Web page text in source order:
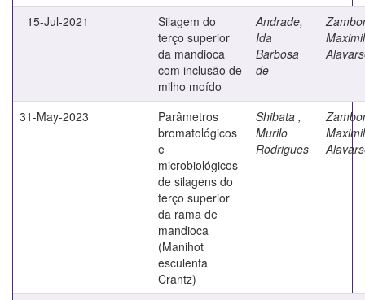
15-Jul-2021
Silagem do
terço superior
da mandioca
com inclusão de
milho moído
Andrade,
Ida
Barbosa
de
31-May-2023
Parâmetros
bromatológicos
e
microbiológicos
de silagens do
terço superior
da rama de
mandioca
(Manihot
esculenta
Crantz)
Shibata ,
Murilo
Rodrigues